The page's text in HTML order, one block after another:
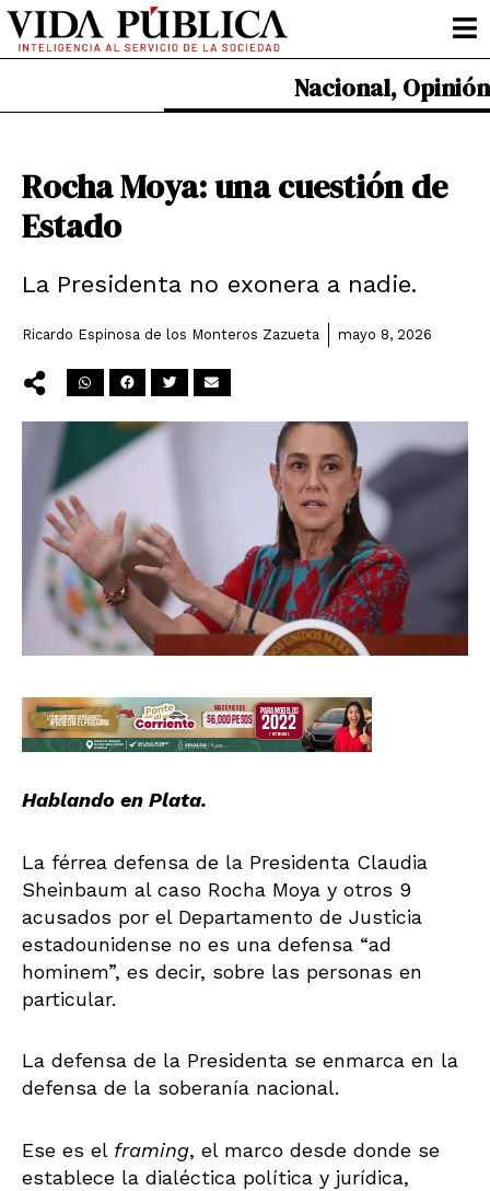
Ir
contenido
Nacional, Opinión
Rocha Moya: una cuestión de
Estado
La Presidenta no exonera a nadie.
Ricardo Espinosa de los Monteros Zazueta mayo 8, 2026
Hablando en Plata.
La férrea defensa de la Presidenta Claudia
Sheinbaum al caso Rocha Moya y otros 9
acusados por el Departamento de Justicia
estadounidense no es una defensa “ad
hominem”, es decir, sobre las personas en
particular.
La defensa de la Presidenta se enmarca en la
defensa de la soberanía nacional.
Ese es el framing, el marco desde donde se
establece la dialéctica política y jurídica,